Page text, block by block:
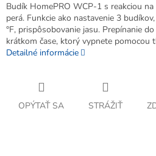
Budík HomePRO WCP-1 s reakciou
perá. Funkcie ako nastavenie 3
°F, prispôsobovanie jasu. Prepínanie
krátkom čase, ktorý vypnete pomocou
Detailné informácie
OPÝTAŤ SA STRÁŽIŤ